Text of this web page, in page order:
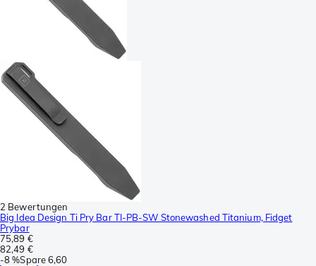
2 Bewertungen
Big Idea Design Ti Pry Bar TI-PB-SW Stonewashed Titanium, Fidget
Prybar
75,89 €
82,49 €
-8 %Spare6,60